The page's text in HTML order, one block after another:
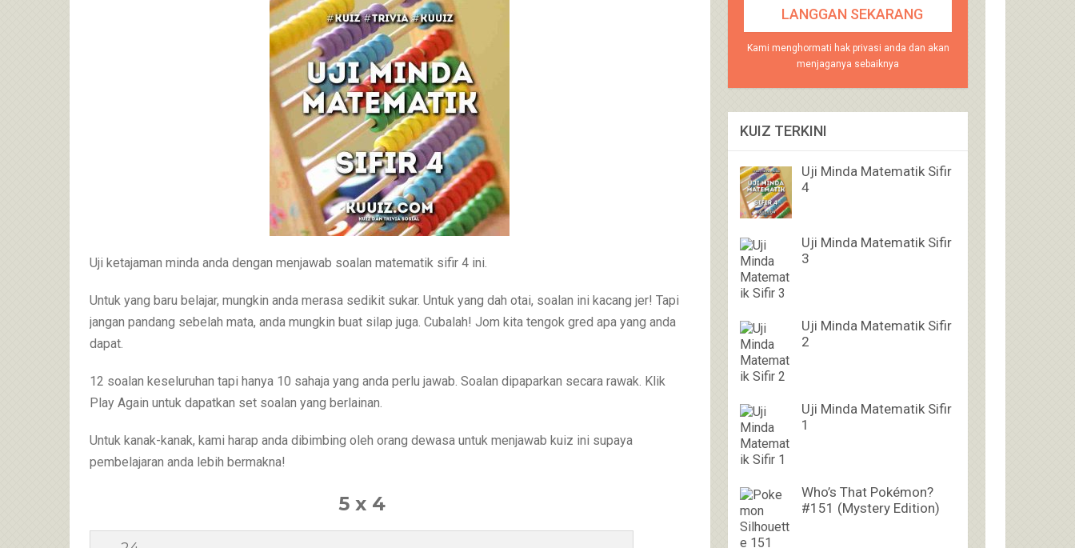
Uji ketajaman minda anda dengan menjawab soalan matematik sifir 4 ini.
Untuk yang baru belajar, mungkin anda merasa sedikit sukar. Untuk yang dah otai, soalan ini kacang jer! Tapi
jangan pandang sebelah mata, anda mungkin buat silap juga. Cubalah! Jom kita tengok gred apa yang anda
dapat.
12 soalan keseluruhan tapi hanya 10 sahaja yang anda perlu jawab. Soalan dipaparkan secara rawak. Klik
Play Again untuk dapatkan set soalan yang berlainan.
Untuk kanak-kanak, kami harap anda dibimbing oleh orang dewasa untuk menjawab kuiz ini supaya
pembelajaran anda lebih bermakna!
5 x 4
Kami menghormati hak privasi anda dan akan
menjaganya sebaiknya
KUIZ TERKINI
Uji Minda Matematik Sifir
4
Uji Minda Matematik Sifir
3
Uji Minda Matematik Sifir
2
Uji Minda Matematik Sifir
1
Who’s That Pokémon?
#151 (Mystery Edition)